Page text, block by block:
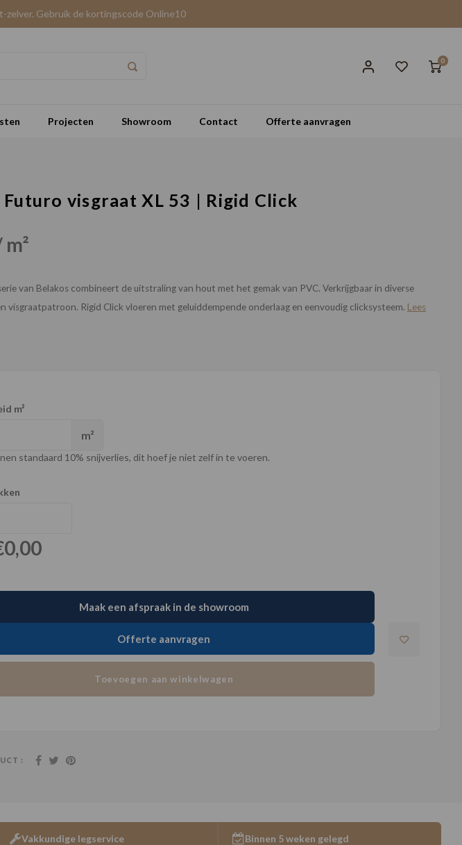
Gebruik de kortingscode Online10
0
Projecten Showroom Contact Offerte aanvragen
Futuro visgraat XL 53 | Rigid Click
van Belakos combineert de uitstraling van hout met het gemak van PVC. Verkrijgbaar in diverse
visgraatpatroon. Rigid Click vloeren met geluiddempende onderlaag en eenvoudig clicksysteem. Lees
m²
m²
standaard 10% snijverlies, dit hoef je niet zelf in te voeren.
Maak een afspraak in de showroom
Offerte aanvragen
Toevoegen aan winkelwagen
:
Vakkundige legservice Binnen 5 weken gelegd